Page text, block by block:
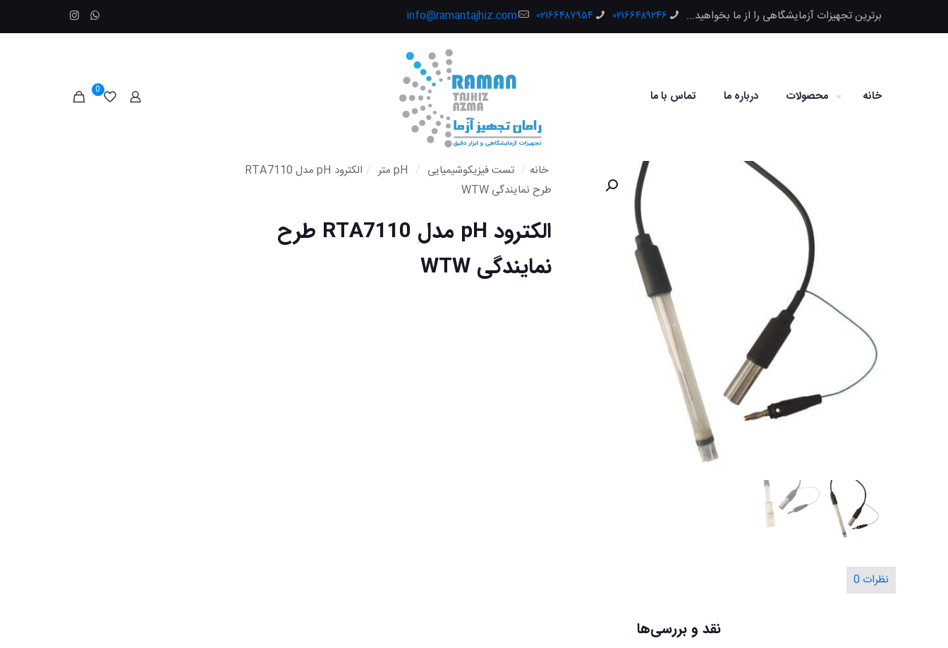
برترین تجهیزات آزمایشگاهی را از ما بخواهید... ۰۲۱۶۶۴۸۹۲۴۶ ۰۲۱۶۶۴۸۷۹۵۴ info@ramantajhiz.com
خانه محصولات درباره ما تماس با ما 0
خانه / تست فیزیکوشیمیایی / pH متر /
الکترود pH مدل RTA7110
طرح نمایندگی WTW
الکترود pH مدل RTA7110 طرح
نمایندگی WTW
نظرات 0
نقد و بررسی‌ها